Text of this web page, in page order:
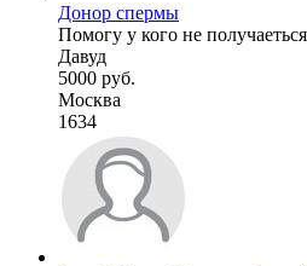
Донор спермы
Помогу у кого не получаеться
Давуд
5000 руб.
Москва
1634